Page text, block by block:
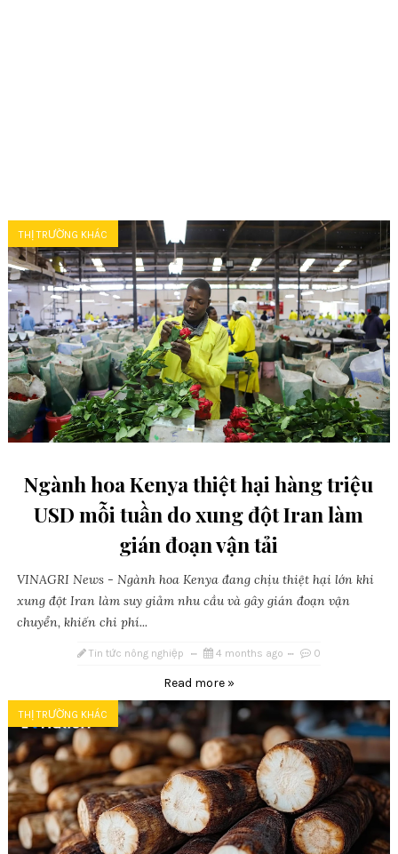
THỊ TRƯỜNG KHÁC
Ngành hoa Kenya thiệt hại hàng triệu
USD mỗi tuần do xung đột Iran làm
gián đoạn vận tải
VINAGRI News - Ngành hoa Kenya đang chịu thiệt hại lớn khi
xung đột Iran làm suy giảm nhu cầu và gây gián đoạn vận
chuyển, khiến chi phí...
Tin tức nông nghiệp 4 months ago 0
Read more »
THỊ TRƯỜNG KHÁC